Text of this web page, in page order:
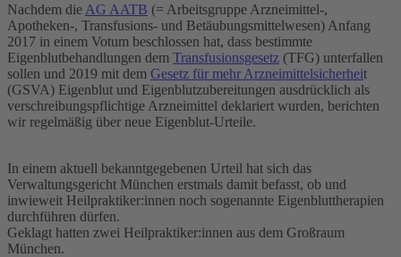
Nachdem die AG AATB (= Arbeitsgruppe Arzneimittel-,
Apotheken-, Transfusions- und Betäubungsmittelwesen) Anfang
2017 in einem Votum beschlossen hat, dass bestimmte
Eigenblutbehandlungen dem Transfusionsgesetz (TFG) unterfallen
sollen und 2019 mit dem Gesetz für mehr Arzneimittelsicherheit
(GSVA) Eigenblut und Eigenblutzubereitungen ausdrücklich als
verschreibungspflichtige Arzneimittel deklariert wurden, berichten
wir regelmäßig über neue Eigenblut-Urteile.
In einem aktuell bekanntgegebenen Urteil hat sich das
Verwaltungsgericht München erstmals damit befasst, ob und
inwieweit Heilpraktiker:innen noch sogenannte Eigenbluttherapien
durchführen dürfen.
Geklagt hatten zwei Heilpraktiker:innen aus dem Großraum
München.